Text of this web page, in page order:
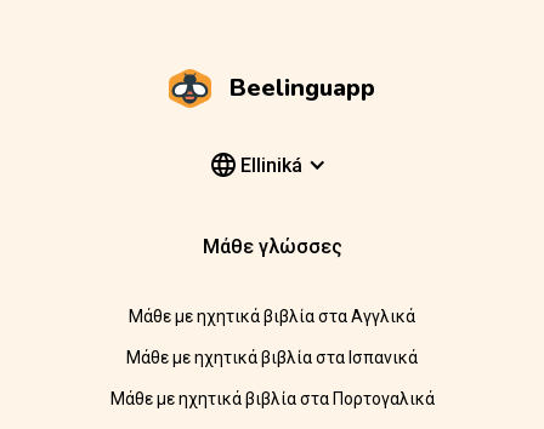
Beelinguapp
Elliniká
Μάθε γλώσσες
Μάθε με ηχητικά βιβλία στα Αγγλικά
Μάθε με ηχητικά βιβλία στα Ισπανικά
Μάθε με ηχητικά βιβλία στα Πορτογαλικά